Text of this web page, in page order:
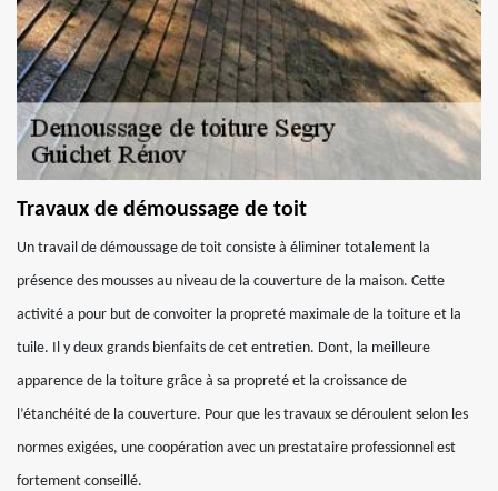
Travaux de démoussage de toit
Un travail de démoussage de toit consiste à éliminer totalement la
présence des mousses au niveau de la couverture de la maison. Cette
activité a pour but de convoiter la propreté maximale de la toiture et la
tuile. Il y deux grands bienfaits de cet entretien. Dont, la meilleure
apparence de la toiture grâce à sa propreté et la croissance de
l’étanchéité de la couverture. Pour que les travaux se déroulent selon les
normes exigées, une coopération avec un prestataire professionnel est
fortement conseillé.